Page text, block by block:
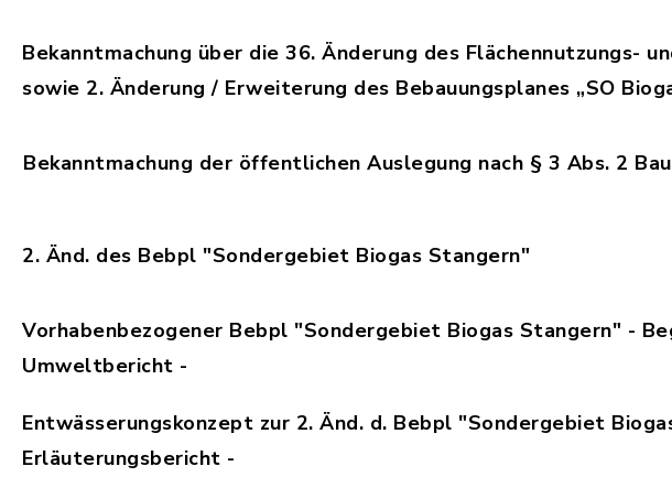
Bekanntmachung über die 36. Änderung des Flächennutzungs-
sowie 2. Änderung / Erweiterung des Bebauungsplanes „SO
Bekanntmachung der öffentlichen Auslegung nach § 3 Abs. 2
2. Änd. des Bebpl "Sondergebiet Biogas Stangern"
Vorhabenbezogener Bebpl "Sondergebiet Biogas Stangern" -
Umweltbericht -
Entwässerungskonzept zur 2. Änd. d. Bebpl "Sondergebiet
Erläuterungsbericht -